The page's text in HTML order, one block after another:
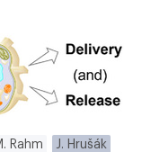
Rahm
J. Hrušák